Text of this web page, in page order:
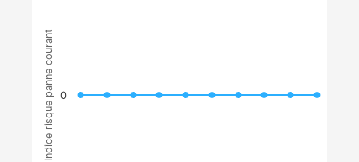
Indice risque panne courant 0